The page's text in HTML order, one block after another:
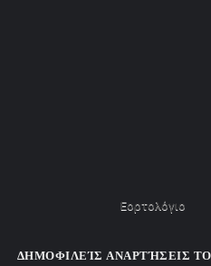
Εορτολόγιο
ΔΗΜΟΦΙΛΕΊΣ ΑΝΑΡΤΉΣΕΙΣ